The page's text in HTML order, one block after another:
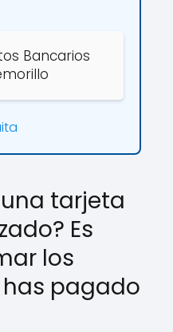
Bancarios
tarjeta
Es
los
pagado